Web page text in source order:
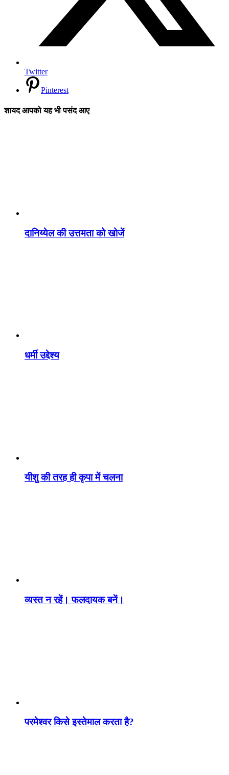
Twitter
Pinterest
शायद आपको यह भी पसंद आए
दानिय्येल की उत्तमता को खोजें
धर्मी उद्देश्य
यीशु की तरह ही कृपा में चलना
व्यस्त न रहें। फलदायक बनें।
परमेश्वर किसे इस्तेमाल करता है?